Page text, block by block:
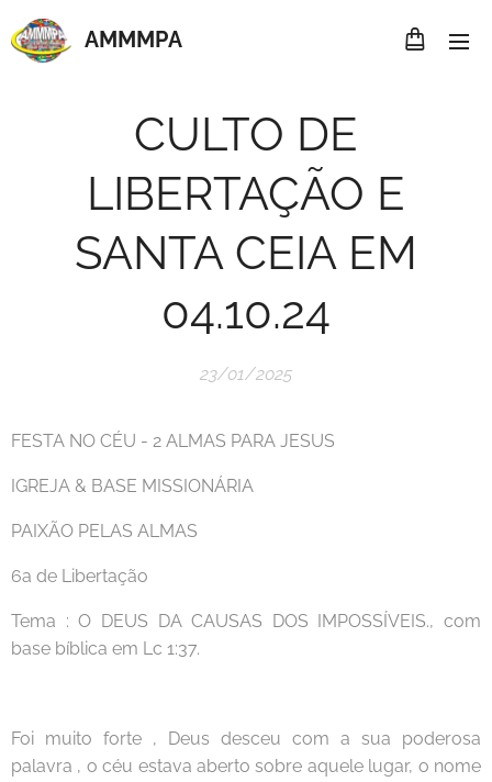
AMMMPA
CULTO DE
LIBERTAÇÃO E
SANTA CEIA EM
04.10.24
23/01/2025
FESTA NO CÉU - 2 ALMAS PARA JESUS
IGREJA & BASE MISSIONÁRIA
PAIXÃO PELAS ALMAS
6a de Libertação
Tema : O DEUS DA CAUSAS DOS IMPOSSÍVEIS., com
base bíblica em Lc 1:37.
Foi muito forte , Deus desceu com a sua poderosa
palavra , o céu estava aberto sobre aquele lugar, o nome